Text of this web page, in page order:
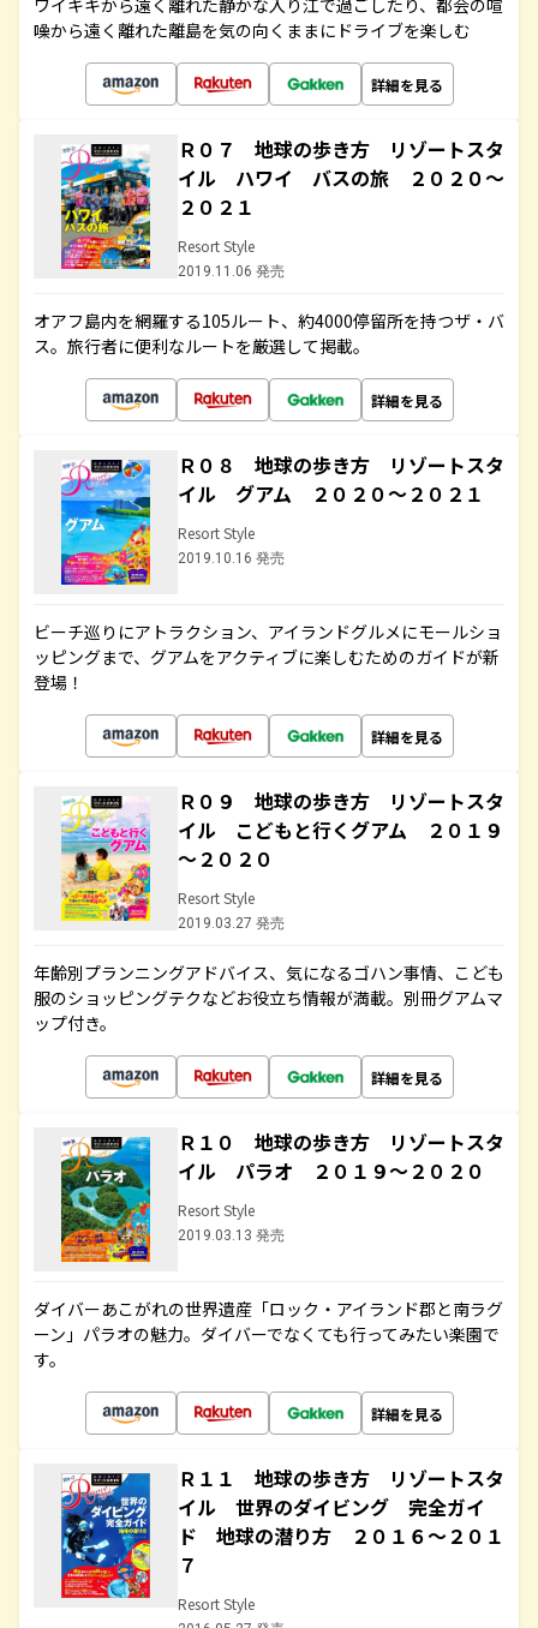
ワイキキから遠く離れた静かな入り江で過ごしたり、都会の喧
噪から遠く離れた離島を気の向くままにドライブを楽しむ
詳細を見る
Ｒ０７ 地球の歩き方 リゾートスタ
イル ハワイ バスの旅 ２０２０～
２０２１
Resort Style
2019.11.06 発売
オアフ島内を網羅する105ルート、約4000停留所を持つザ・バ
ス。旅行者に便利なルートを厳選して掲載。
詳細を見る
Ｒ０８ 地球の歩き方 リゾートスタ
イル グアム ２０２０～２０２１
Resort Style
2019.10.16 発売
ビーチ巡りにアトラクション、アイランドグルメにモールショ
ッピングまで、グアムをアクティブに楽しむためのガイドが新
登場！
詳細を見る
Ｒ０９ 地球の歩き方 リゾートスタ
イル こどもと行くグアム ２０１９
～２０２０
Resort Style
2019.03.27 発売
年齢別プランニングアドバイス、気になるゴハン事情、こども
服のショッピングテクなどお役立ち情報が満載。別冊グアムマ
ップ付き。
詳細を見る
Ｒ１０ 地球の歩き方 リゾートスタ
イル パラオ ２０１９～２０２０
Resort Style
2019.03.13 発売
ダイバーあこがれの世界遺産「ロック・アイランド郡と南ラグ
ーン」パラオの魅力。ダイバーでなくても行ってみたい楽園で
す。
詳細を見る
Ｒ１１ 地球の歩き方 リゾートスタ
イル 世界のダイビング 完全ガイ
ド 地球の潜り方 ２０１６～２０１
７
Resort Style